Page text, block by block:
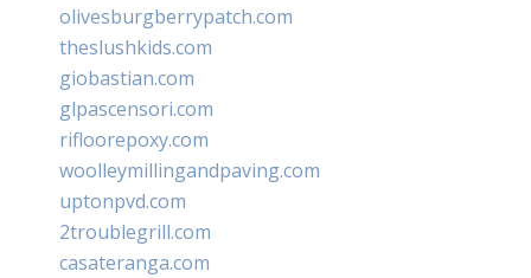
olivesburgberrypatch.com
theslushkids.com
giobastian.com
glpascensori.com
rifloorepoxy.com
woolleymillingandpaving.com
uptonpvd.com
2troublegrill.com
casateranga.com